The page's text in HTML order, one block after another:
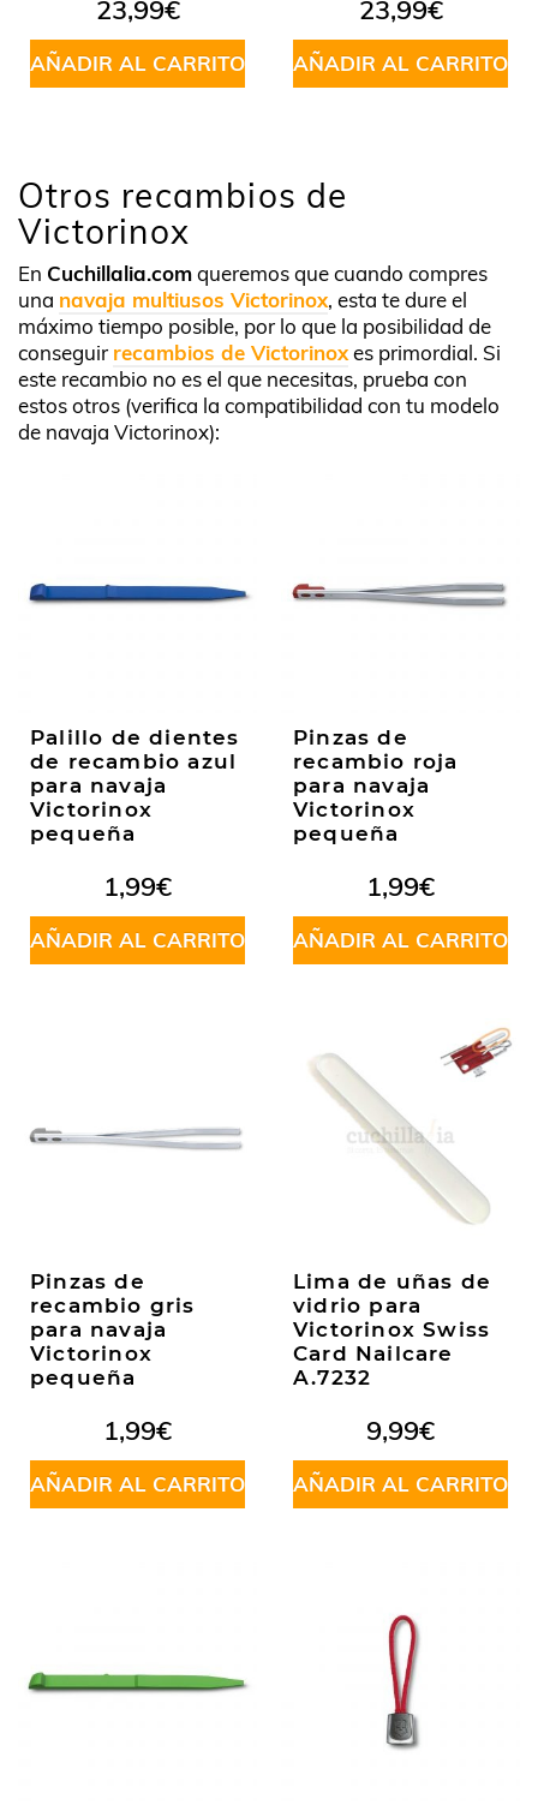
23,99€
AÑADIR AL CARRITO
23,99€
AÑADIR AL CARRITO
Otros recambios de
Victorinox
En Cuchillalia.comqueremos que cuando compres
una navaja multiusos Victorinox, esta te dure el
máximo tiempo posible, por lo que la posibilidad de
conseguir recambios de Victorinoxes primordial. Si
este recambio no es el que necesitas, prueba con
estos otros (verifica la compatibilidad con tu modelo
de navaja Victorinox):
Palillo de dientes
de recambio azul
para navaja
Victorinox
pequeña
1,99€
AÑADIR AL CARRITO
Pinzas de
recambio roja
para navaja
Victorinox
pequeña
1,99€
AÑADIR AL CARRITO
Pinzas de
recambio gris
para navaja
Victorinox
pequeña
1,99€
AÑADIR AL CARRITO
Lima de uñas de
vidrio para
Victorinox Swiss
Card Nailcare
A.7232
9,99€
AÑADIR AL CARRITO